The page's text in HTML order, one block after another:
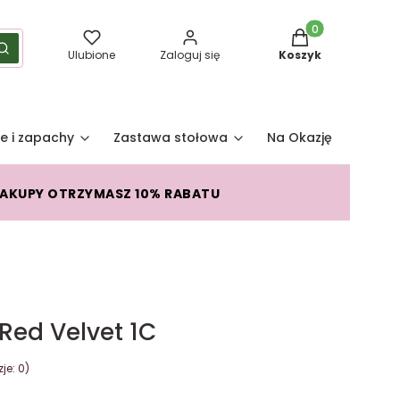
Szukaj Ulubione Zaloguj się
Produkty w
Koszyk
i zapachy Zastawa stołowa Na Okazję
OTRZYMASZ 10% RABATU
Velvet 1C
0)